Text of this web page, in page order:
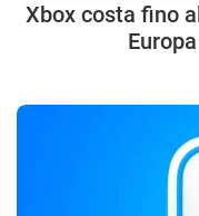
Xbox costa fino